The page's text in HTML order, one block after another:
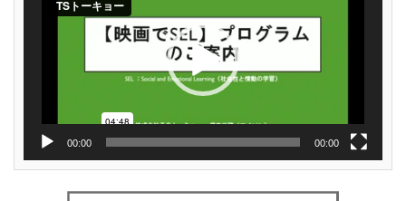
00:00 00:00